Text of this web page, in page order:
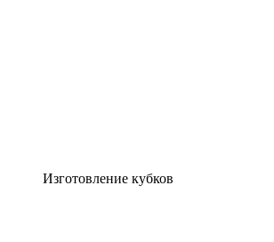
Изготовление кубков